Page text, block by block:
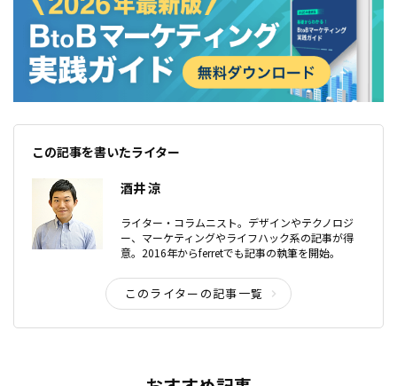
この記事を書いたライター
酒井 涼
ライター・コラムニスト。デザインやテクノロジ
ー、マーケティングやライフハック系の記事が得
意。2016年からferretでも記事の執筆を開始。
このライターの記事一覧